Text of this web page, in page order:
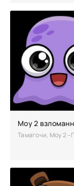
Моу 2
Тамагочи, Мoy 2